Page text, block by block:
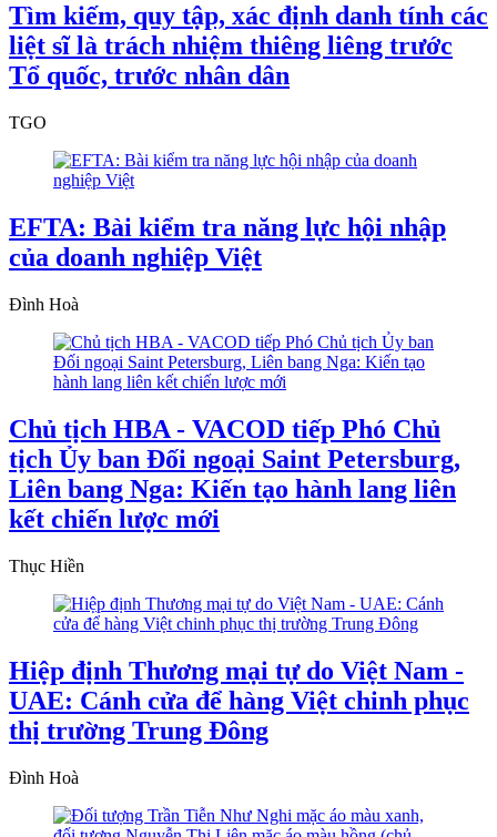
Tìm kiếm, quy tập, xác định danh tính các
liệt sĩ là trách nhiệm thiêng liêng trước
Tổ quốc, trước nhân dân
TGO
EFTA: Bài kiểm tra năng lực hội nhập
của doanh nghiệp Việt
Đình Hoà
Chủ tịch HBA - VACOD tiếp Phó Chủ
tịch Ủy ban Đối ngoại Saint Petersburg,
Liên bang Nga: Kiến tạo hành lang liên
kết chiến lược mới
Thục Hiền
Hiệp định Thương mại tự do Việt Nam -
UAE: Cánh cửa để hàng Việt chinh phục
thị trường Trung Đông
Đình Hoà